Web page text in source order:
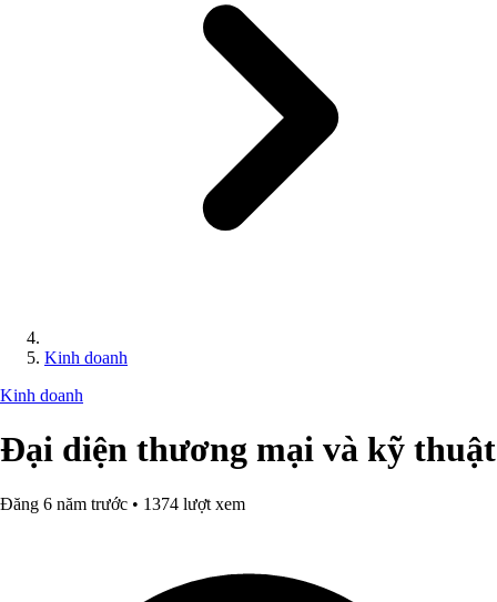
Kinh doanh
Kinh doanh
Đại diện thương mại và kỹ thuật
Đăng 6 năm trước • 1374 lượt xem